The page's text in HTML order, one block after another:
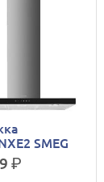
SMEG
р.